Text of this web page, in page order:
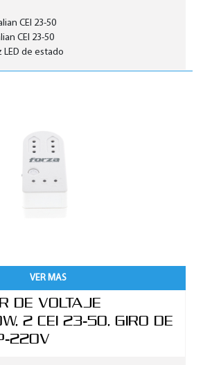
CEI 23-50
CEI 23-50
LED de estado
VER MAS
DE VOLTAJE
2 CEI 23-50, GIRO DE
220V